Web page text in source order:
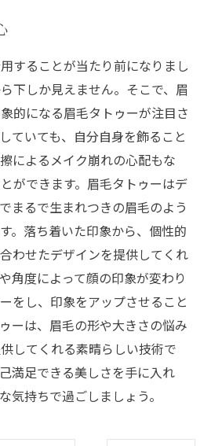
することが当たり前になりまし
下しか見えません。そこで、眉
的になる眉毛タトゥーが注目さ
ていても、自分自身を飾ること
によるメイク崩れの心配もな
ができます。眉毛タトゥーはデ
まるで生まれつきの眉毛のよう
。落ち着いた印象から、個性的
わせたデザインを提供してくれ
角度によって顔の印象が変わり
をし、印象をアップさせること
ーは、眉毛の形や大きさの悩み
してくれる素晴らしい技術で
満足できる美しさを手に入れ
気持ちで過ごしましょう。